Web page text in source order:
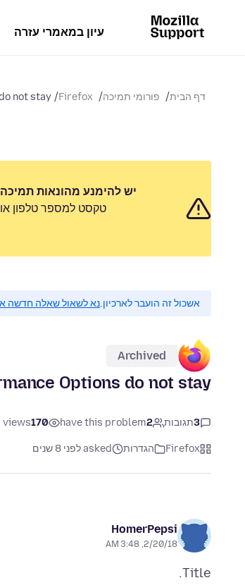
עיון במאמרי עזרה
דף הבית פורומי תמיכה Firefox
not stay
יש להימנע מהונאות
טקסט למספר טלפון
אשכול זה הועבר לארכיון.נא לשאול שאלה חדשה
Archived
Options do not stay
3תגובות 2
have this problem
170
views
Firefox הגדרות asked לפני 8 שנים
HomerPepsi
2/20/18, 3:48 AM
Title.